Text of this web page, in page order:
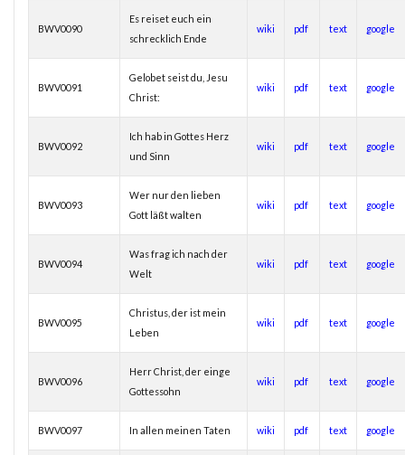
BWV0090
Es reiset euch ein
schrecklich Ende
wiki pdf text google
BWV0091
Gelobet seist du, Jesu
Christ:
wiki pdf text google
BWV0092
Ich hab in Gottes Herz
und Sinn
wiki pdf text google
BWV0093
Wer nur den lieben
Gott läßt walten
wiki pdf text google
BWV0094
Was frag ich nach der
Welt
wiki pdf text google
BWV0095
Christus, der ist mein
Leben
wiki pdf text google
BWV0096
Herr Christ, der einge
Gottessohn
wiki pdf text google
BWV0097 In allen meinen Taten wiki pdf text google